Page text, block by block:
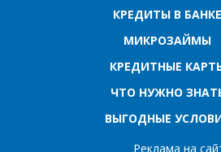
КРЕДИТЫ В БАНКЕ
МИКРОЗАЙМЫ
КРЕДИТНЫЕ
ЧТО НУЖНО
ВЫГОДНЫЕ
Реклама на